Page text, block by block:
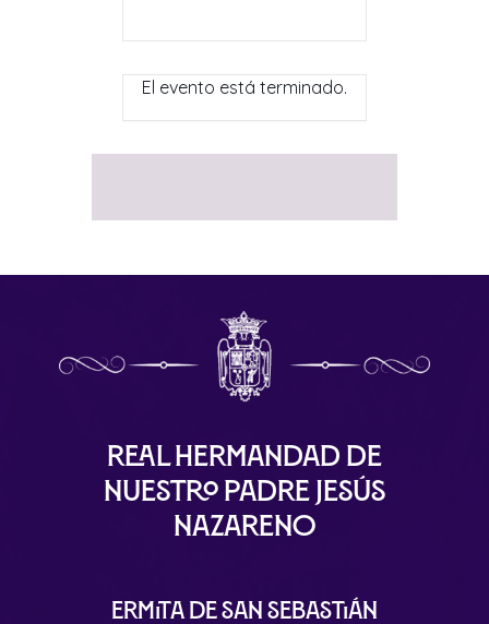
El evento está terminado.
Real Hermandad de
Nuestro Padre Jesús
Nazareno
Ermita de San Sebastián